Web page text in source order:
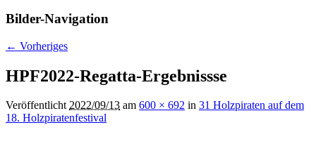
Bilder-Navigation
← Vorheriges
HPF2022-Regatta-Ergebnissse
Veröffentlicht2022/09/13 am 600 × 692 in 31 Holzpiraten auf dem
18. Holzpiratenfestival